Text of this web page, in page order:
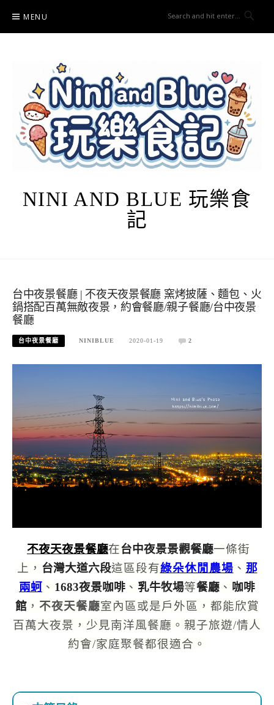
content
MENU
NINI AND BLUE 玩樂食
記
台中夜景餐廳 | 不夜天夜景餐廳 窯烤披薩、麵包、火
鍋搭配百萬無敵夜景，約會餐廳/親子餐廳/台中夜景
餐廳
台中夜景餐廳 NINIBLUE 2020-01-19 2
不夜天夜景餐廳在台中夜景景觀餐廳一條街
上， 台灣大道六段這區段有綠朵休閒農場 、 那
兩蚵 、 1683夜景咖啡 、 乳牛牧場等餐廳 、 咖啡
館， 不夜天餐廳室內區或是戶外區，都能欣賞
百萬大夜景，少見南洋風餐廳 。親子旅遊/情人
約會/家庭聚餐都很適合。